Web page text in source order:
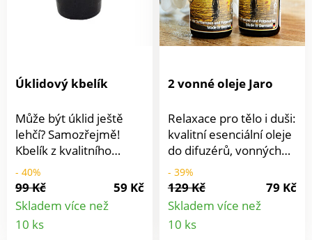
Úklidový kbelík
Může být úklid ještě
lehčí? Samozřejmě!
Kbelík z kvalitního
pružného plastu s
výlevkou usnadní váš
úklid. Pro ještě lepší
manipulaci je ve spodní
části úchytka, kterou
- 40%
99 Kč
59 Kč
Skladem více než
10 ks
2 vonné oleje Jaro
Relaxace pro tělo i duši:
kvalitní esenciální oleje
do difuzérů, vonných
olejových lamp a
potpourry. Objem: 2x
10 ml. Každý 10 ml.
Sada 2 ks.
- 39%
129 Kč
79 Kč
Skladem více než
10 ks